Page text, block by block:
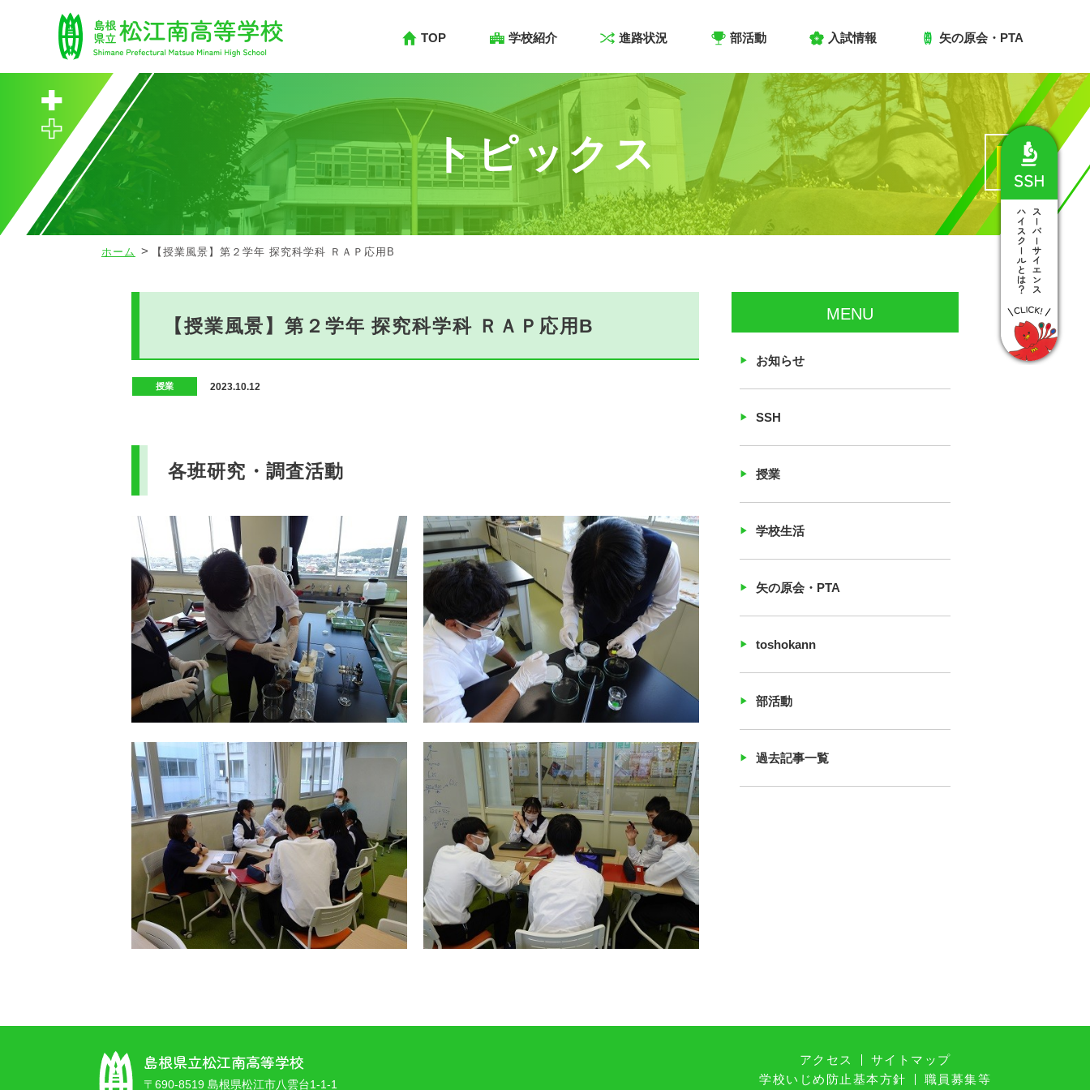
TOP 学校紹介 進路状況 部活動 入試情報 矢の原会・PTA
トピックス
ホーム 【授業風景】第２学年 探究科学科 ＲＡＰ応用B
【授業風景】第２学年 探究科学科 ＲＡＰ応用B
授業 2023.10.12
各班研究・調査活動
MENU
お知らせ
SSH
授業
学校生活
矢の原会・PTA
toshokann
部活動
過去記事一覧
島根県立松江南高等学校
〒690-8519 島根県松江市八雲台1-1-1
アクセス
サイトマップ
学校いじめ防止基本方針
職員募集等